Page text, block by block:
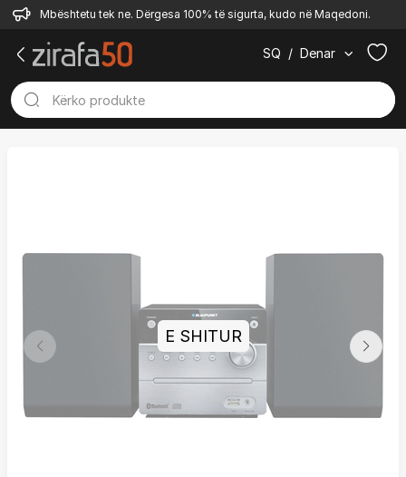
Mbështetu tek ne. Dërgesa 100% të sigurta, kudo në Maqedoni.
SQ / Denar
E SHITUR